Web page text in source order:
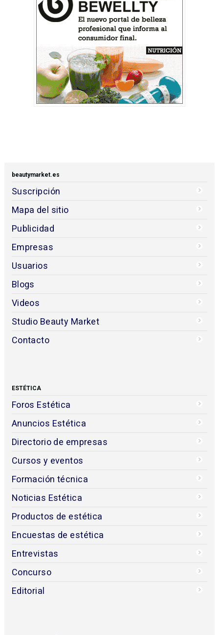
beautymarket.es
Suscripción
Mapa del sitio
Publicidad
Empresas
Usuarios
Blogs
Videos
Studio Beauty Market
Contacto
ESTÉTICA
Foros Estética
Anuncios Estética
Directorio de empresas
Cursos y eventos
Formación técnica
Noticias Estética
Productos de estética
Encuestas de estética
Entrevistas
Concurso
Editorial